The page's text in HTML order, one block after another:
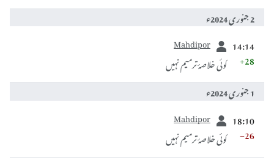
2 جنوری 2024ء
14:14
Mahdipor
+28 کوئی خلاصۂ ترمیم نہیں
1 جنوری 2024ء
18:10
Mahdipor
−26 کوئی خلاصۂ ترمیم نہیں